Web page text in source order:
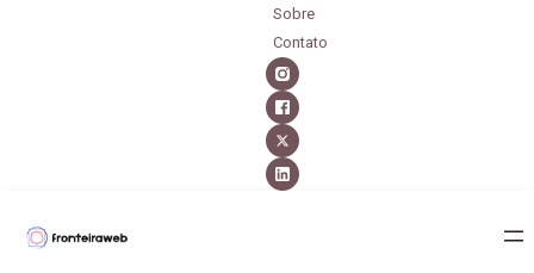
Sobre
Contato